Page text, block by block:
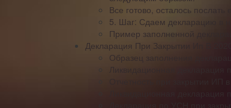
Все готово, осталось послать
5. Шаг: Сдаем декларацию в
Пример заполненной
Декларация При Закрытии Ип В
Образец заполнения
Ликвидационная декларация
Ликвидационная декларация
Декларация по УСН при